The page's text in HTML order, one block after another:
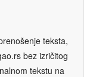
teksta,
bez izričitog
tekstu na